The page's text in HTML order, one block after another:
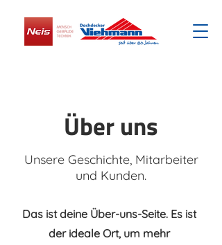
Über uns
Unsere Geschichte, Mitarbeiter
und Kunden.
Das ist deine Über-uns-Seite. Es ist
der ideale Ort, um mehr